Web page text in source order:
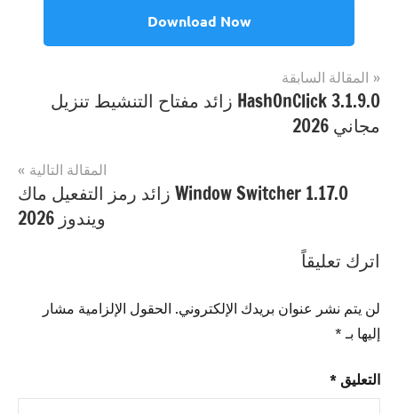
Download Now
مصنف
ب
Syncthing
Syncthing
Syncthing
شبابيك
ماك
Internet
تصفّح
المقالات
المقالة السابقة
HashOnClick 3.1.9.0 زائد مفتاح التنشيط تنزيل
مجاني 2026
المقالة التالية
Window Switcher 1.17.0 زائد رمز التفعيل ماك
ويندوز 2026
اترك تعليقاً
لن يتم نشر عنوان بريدك الإلكتروني. الحقول الإلزامية مشار
إليها بـ *
التعليق *